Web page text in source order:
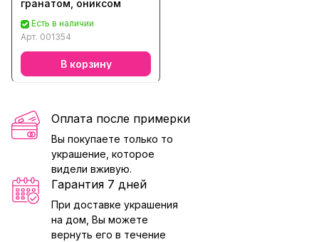
гранатом, ониксом
Есть в наличии
Арт. 001354
В корзину
Оплата после примерки
Вы покупаете только то
украшение, которое
видели вживую.
Гарантия 7 дней
При доставке украшения
на дом, Вы можете
вернуть его в течение